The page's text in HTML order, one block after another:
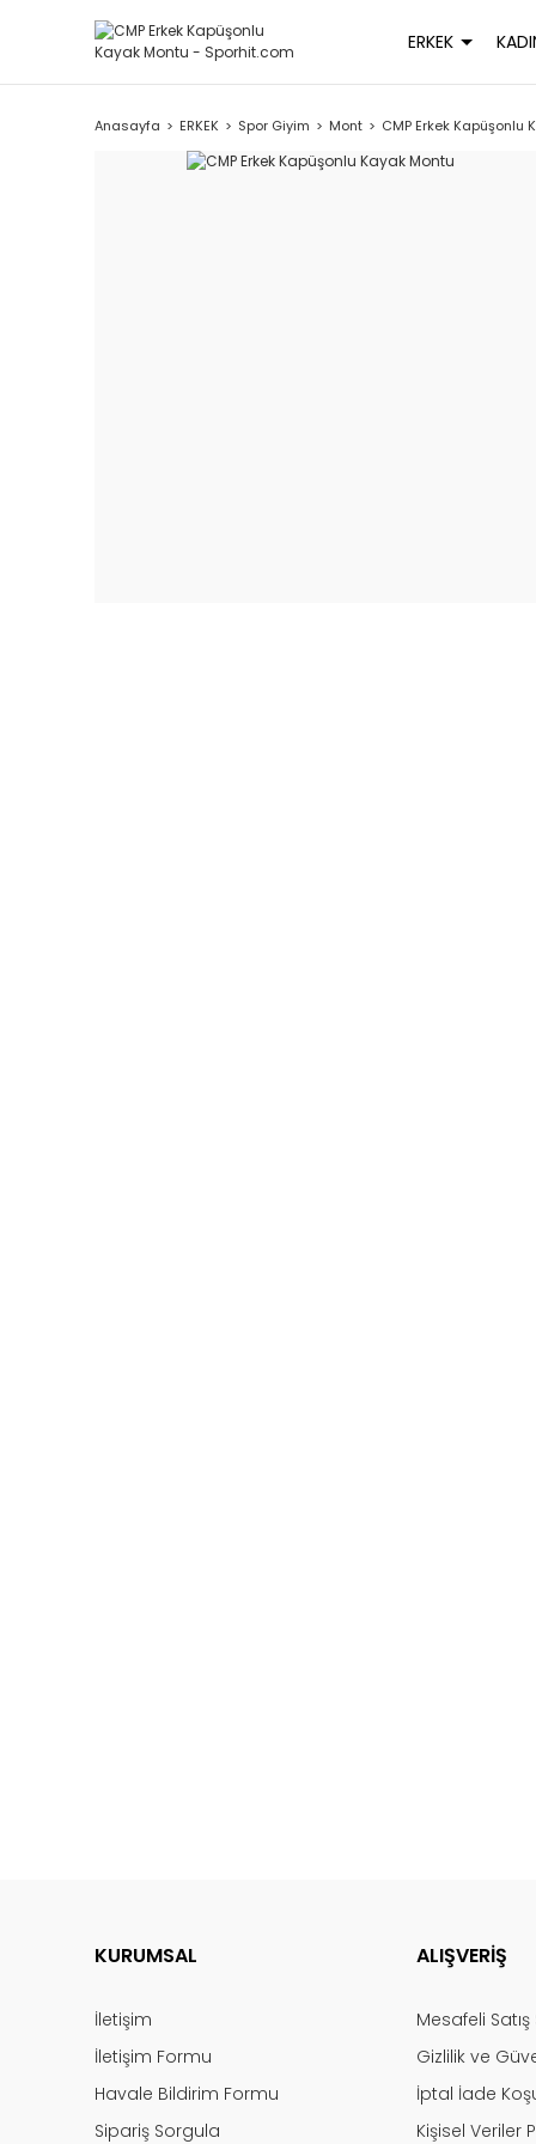
ERKEK
Anasayfa ERKEK Spor Giyim Mont CMP Erkek Kapüşonlu
KURUMSAL
İletişim
İletişim Formu
Havale Bildirim Formu
Sipariş Sorgula
ALIŞVERİŞ
Mesafeli
Gizlilik ve
İptal İade
Kişisel Veriler